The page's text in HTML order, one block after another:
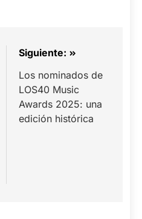
Siguiente:
Los nominados de
LOS40 Music
Awards 2025: una
edición histórica